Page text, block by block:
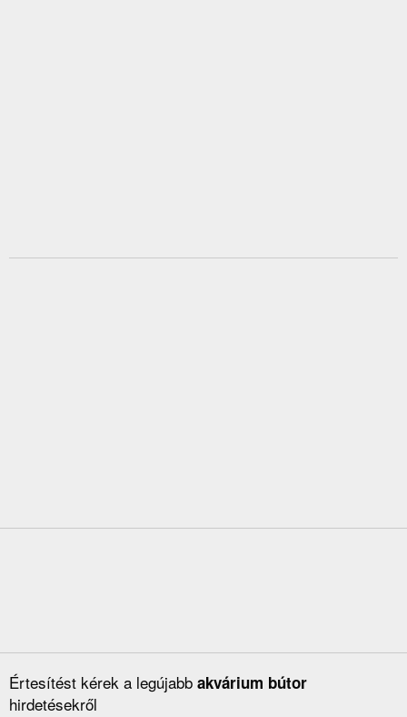
Értesítést kérek a legújabb akvárium bútor
hirdetésekről